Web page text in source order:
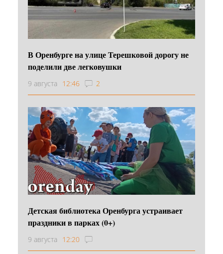
В Оренбурге на улице Терешковой дорогу не
поделили две легковушки
9 августа 12:46 2
Детская библиотека Оренбурга устраивает
праздники в парках (0+)
9 августа 12:20